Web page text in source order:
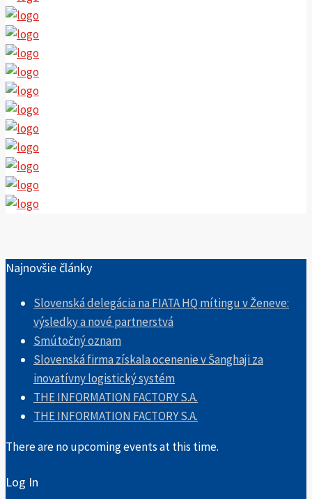
Najnovšie články
Slovenská delegácia na FIATA HQ mítingu v Ženeve:
výsledky a nové partnerstvá
Smútočný oznam
Slovenská firma získala ocenenie v Šanghaji za
inovatívny logistický systém
THE INFORMATION FACTORY S.A.
THE INFORMATION FACTORY S.A.
There are no upcoming events at this time.
Log In